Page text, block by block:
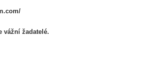
vážní žadatelé.